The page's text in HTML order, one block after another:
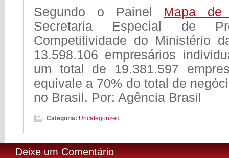
Segundo o Painel Mapa de
Secretaria Especial de
Competitividade do Ministério
13.598.106 empresários
um total de 19.381.597
equivale a 70% do total de
no Brasil. Por: Agência Brasil
Categoria: Uncategorized
Deixe um Comentário